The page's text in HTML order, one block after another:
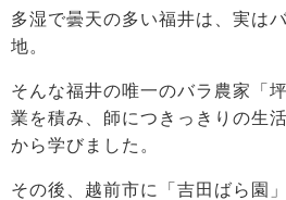
多湿で曇天の多い福井は、実は
地。
そんな福井の唯一のバラ農家「
業を積み、師につきっきりの生
から学びました。
その後、越前市に「吉田ばら園